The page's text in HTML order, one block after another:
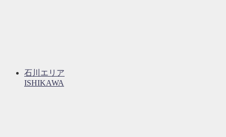
石川エリア
ISHIKAWA